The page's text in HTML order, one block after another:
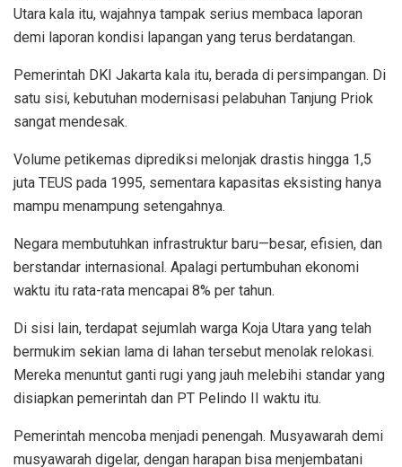
Utara kala itu, wajahnya tampak serius membaca laporan
demi laporan kondisi lapangan yang terus berdatangan.
Pemerintah DKI Jakarta kala itu, berada di persimpangan. Di
satu sisi, kebutuhan modernisasi pelabuhan Tanjung Priok
sangat mendesak.
Volume petikemas diprediksi melonjak drastis hingga 1,5
juta TEUS pada 1995, sementara kapasitas eksisting hanya
mampu menampung setengahnya.
Negara membutuhkan infrastruktur baru—besar, efisien, dan
berstandar internasional. Apalagi pertumbuhan ekonomi
waktu itu rata-rata mencapai 8% per tahun.
Di sisi lain, terdapat sejumlah warga Koja Utara yang telah
bermukim sekian lama di lahan tersebut menolak relokasi.
Mereka menuntut ganti rugi yang jauh melebihi standar yang
disiapkan pemerintah dan PT Pelindo II waktu itu.
Pemerintah mencoba menjadi penengah. Musyawarah demi
musyawarah digelar, dengan harapan bisa menjembatani